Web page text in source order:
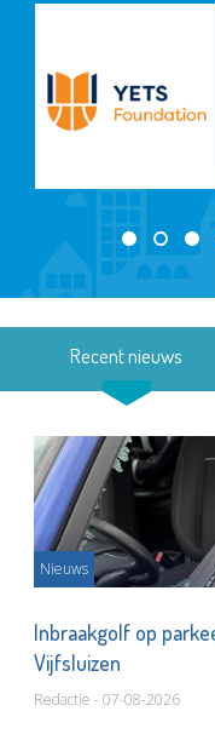
Recent nieuws
Nieuws
Inbraakgolf op
Vijfsluizen
Redactie - 07-08-2026